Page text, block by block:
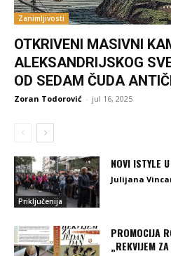
Zanimljivosti
OTKRIVENI MASIVNI
ALEKSANDRIJSKOG
OD SEDAM ČUDA
Zoran Todorović - jul 16, 2025
Priključenija
NOVI ISTYLE
Julijana
PROMOCIJA
„REKVIJEM